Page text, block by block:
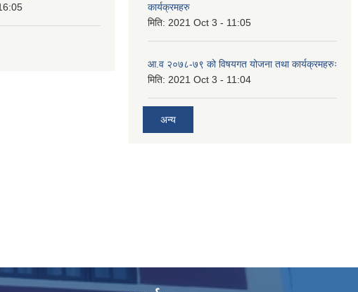
कार्यक्रमहरु
मिति: 2021 Oct 3 - 11:05
आ.व २०७८-७९ को विषयगत योजना तथा कार्यक्रमहरुः
मिति: 2021 Oct 3 - 11:04
अन्य